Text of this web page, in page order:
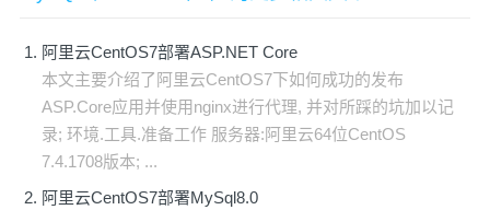
阿里云CentOS7部署ASP.NET Core
本文主要介绍了阿里云CentOS7下如何成功的发布
ASP.Core应用并使用nginx进行代理, 并对所踩的坑加以记
录; 环境.工具.准备工作 服务器:阿里云64位CentOS
7.4.1708版本; ...
阿里云CentOS7部署MySql8.0